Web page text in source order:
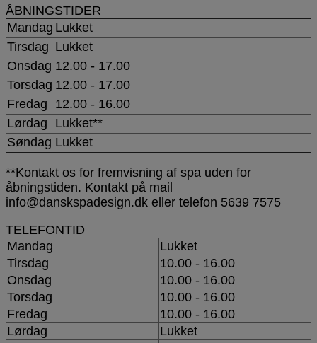
ÅBNINGSTIDER
Mandag Lukket
Tirsdag Lukket
Onsdag 12.00 - 17.00
Torsdag 12.00 - 17.00
Fredag
12.00 - 16.00
Lørdag
Lukket**
Søndag Lukket
**Kontakt os for fremvisning af spa uden for
åbningstiden. Kontakt på mail
info@danskspadesign.dk eller telefon 5639 7575
TELEFONTID
Mandag
Lukket
Tirsdag
10.00 - 16.00
Onsdag
10.00 - 16.00
Torsdag
10.00 - 16.00
Fredag
10.00 - 16.00
Lørdag
Lukket